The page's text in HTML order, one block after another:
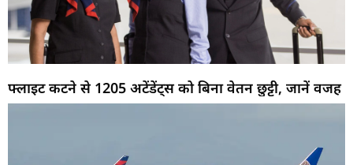
फ्लाइट कटने से 1205 अटेंडेंट्स को बिना वेतन छुट्टी, जानें वजह